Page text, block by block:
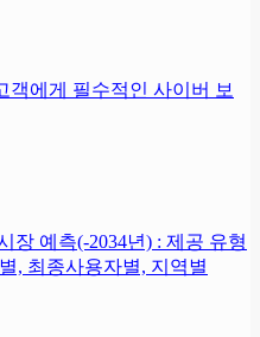
객에게 필수적인 사이버 보
장 예측(-2034년) : 제공 유형
, 최종사용자별, 지역별